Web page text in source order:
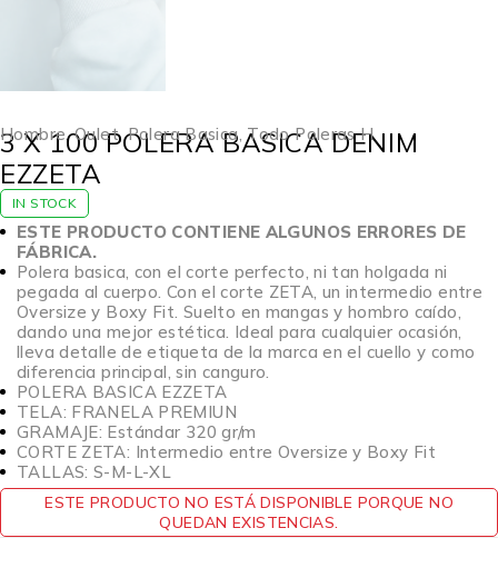
Hombre,Oulet,Polera Basica,Todo Poleras H
3 X 100 POLERA BASICA DENIM
EZZETA
IN STOCK
ESTE PRODUCTO CONTIENE ALGUNOS ERRORES DE
FÁBRICA.
Polera basica, con el corte perfecto, ni tan holgada ni
pegada al cuerpo. Con el corte ZETA, un intermedio entre
Oversize y Boxy Fit. Suelto en mangas y hombro caído,
dando una mejor estética. Ideal para cualquier ocasión,
lleva detalle de etiqueta de la marca en el cuello y como
diferencia principal, sin canguro.
POLERA BASICA EZZETA
TELA: FRANELA PREMIUN
GRAMAJE: Estándar 320 gr/m
CORTE ZETA: Intermedio entre Oversize y Boxy Fit
TALLAS: S-M-L-XL
ESTE PRODUCTO NO ESTÁ DISPONIBLE PORQUE NO
QUEDAN EXISTENCIAS.